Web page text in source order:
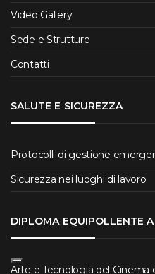
Video Gallery
Sede e Strutture
Contatti
SALUTE E SICUREZZA
Protocolli di gestione
Sicurezza nei luoghi di lavoro
DIPLOMA EQUIPOLLENTE
Arte e Tecnologia del Cinema